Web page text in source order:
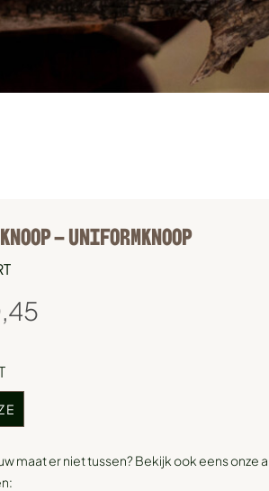
– UNIFORMKNOOP
maat er niet tussen? Bekijk ook eens onze